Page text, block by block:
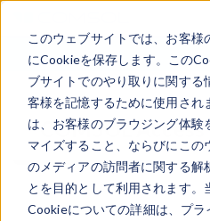
このウェブサイトでは、お客様
にCookieを保存します。この
ブサイトでのやり取りに関する
客様を記憶するために使用され
は、お客様のブラウジング体験
マイズすること、ならびにこの
のメディアの訪問者に関する解
とを目的として利用されます。
Cookieについての詳細は、プラ
ログ
COMSOL Access